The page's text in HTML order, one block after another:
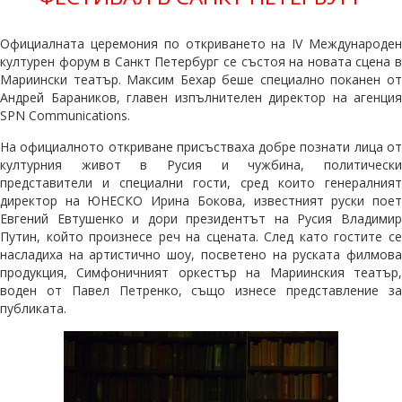
Официалната церемония по откриването на IVМеждународен
културен форум в Санкт Петербург се състоя на новата сцена в
Мариински театър. Максим Бехар беше специално поканен от
Андрей Бараников, главен изпълнителен директор на агенция
SPN Communications.
На официалното откриване присъстваха добре познати лица от
културния живот в Русия и чужбина, политически
представители и специални гости, сред които генералният
директор на ЮНЕСКО Ирина Бокова, известният руски поет
Евгений Евтушенко и дори президентът на Русия Владимир
Путин, който произнесе реч на сцената. След като гостите се
насладиха на артистично шоу, посветено на руската филмова
продукция, Симфоничният оркестър на Мариинския театър,
воден от Павел Петренко, също изнесе представление за
публиката.